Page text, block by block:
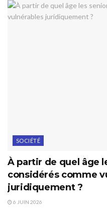
SOCIÉTÉ
À partir de quel âge
considérés comme
juridiquement ?
6 JUIN 2026